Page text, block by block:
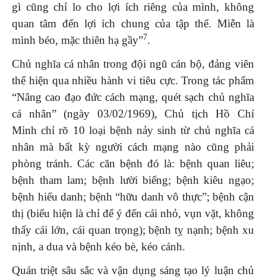
gì cũng chỉ lo cho lợi ích riêng của mình, không
quan tâm đến lợi ích chung của tập thể. Miễn là
mình béo, mặc thiên hạ gầy”7.
Chủ nghĩa cá nhân trong đội ngũ cán bộ, đảng viên
thể hiện qua nhiều hành vi tiêu cực. Trong tác phẩm
“Nâng cao đạo đức cách mạng, quét sạch chủ nghĩa
cá nhân” (ngày 03/02/1969), Chủ tịch Hồ Chí
Minh chỉ rõ 10 loại bệnh nảy sinh từ chủ nghĩa cá
nhân mà bất kỳ người cách mạng nào cũng phải
phòng tránh. Các căn bệnh đó là: bệnh quan liêu;
bệnh tham lam; bệnh lười biếng; bệnh kiêu ngạo;
bệnh hiếu danh; bệnh “hữu danh vô thực”; bệnh cận
thị (biểu hiện là chỉ để ý đến cái nhỏ, vụn vặt, không
thấy cái lớn, cái quan trọng); bệnh tỵ nạnh; bệnh xu
nịnh, a dua và bệnh kéo bè, kéo cánh.
Quán triệt sâu sắc và vận dụng sáng tạo lý luận chủ